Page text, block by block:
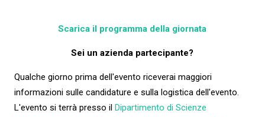
Scarica il programma della giornata
Sei un azienda partecipante?
Qualche giorno prima dell'evento riceverai maggiori
informazioni sulle candidature e sulla logistica dell'evento.
L'evento si terrà presso il Dipartimento di Scienze